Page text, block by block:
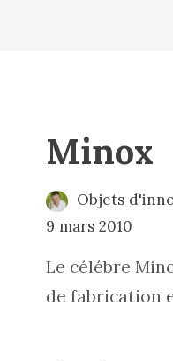
Minox
Objets
9 mars 2010
Le célébre
de fabrication